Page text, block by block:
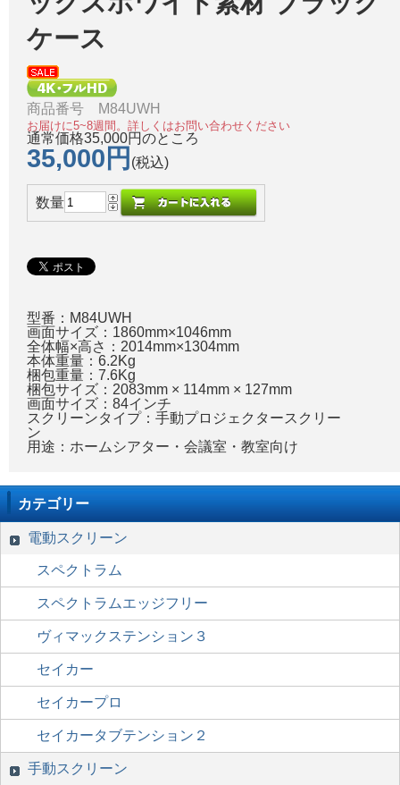
ケース
商品番号 M84UWH
お届けに5~8週間。詳しくはお問い合わせください
通常価格35,000円のところ
35,000円 (税込)
数量
型番：M84UWH
画面サイズ：1860mm×1046mm
全体幅×高さ：2014mm×1304mm
本体重量：6.2Kg
梱包重量：7.6Kg
梱包サイズ：2083mm × 114mm × 127mm
画面サイズ：84インチ
スクリーンタイプ：手動プロジェクタースクリー
ン
用途：ホームシアター・会議室・教室向け
カテゴリー
電動スクリーン
スペクトラム
スペクトラムエッジフリー
ヴィマックステンション３
セイカー
セイカープロ
セイカータブテンション２
手動スクリーン